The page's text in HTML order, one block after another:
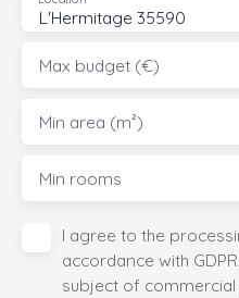
L'Hermitage 35590
Max budget (€)
Min area (m²)
Min rooms
I agree to the
accordance with
subject of